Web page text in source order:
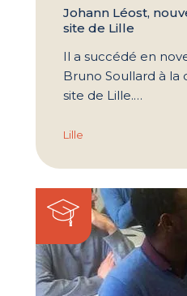
Johann Léost,
site de Lille
Il a succédé en
Bruno Soullard à la
site de Lille.…
Lille